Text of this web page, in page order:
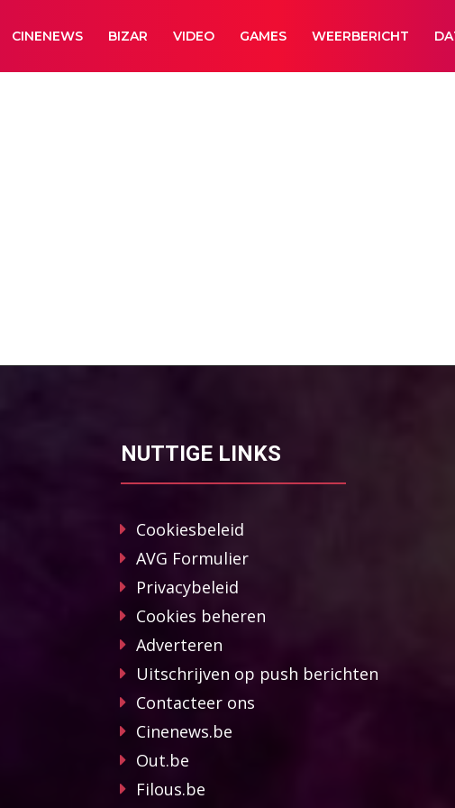
CINENEWS BIZAR VIDEO GAMES WEERBERICHT
NUTTIGE LINKS
Cookiesbeleid
AVG Formulier
Privacybeleid
Cookies beheren
Adverteren
Uitschrijven op push berichten
Contacteer ons
Cinenews.be
Out.be
Filous.be